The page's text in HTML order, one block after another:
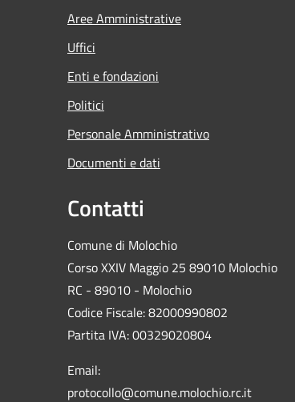
Aree Amministrative
Uffici
Enti e fondazioni
Politici
Personale Amministrativo
Documenti e dati
Contatti
Comune di Molochio
Corso XXIV Maggio 25 89010 Molochio
RC - 89010 - Molochio
Codice Fiscale: 82000990802
Partita IVA: 00329020804
Email:
protocollo@comune.molochio.rc.it